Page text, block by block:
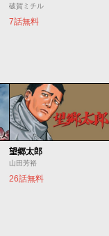
破賀ミチル
7話無料
望郷太郎
山田芳裕
26話無料